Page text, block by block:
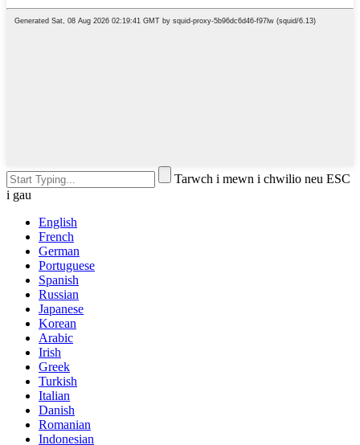
Tarwch i mewn i chwilio neu ESC
i gau
English
French
German
Portuguese
Spanish
Russian
Japanese
Korean
Arabic
Irish
Greek
Turkish
Italian
Danish
Romanian
Indonesian